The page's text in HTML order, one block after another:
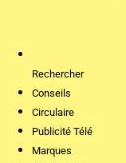
Rechercher
Conseils
Circulaire
Publicité Télé
Marques